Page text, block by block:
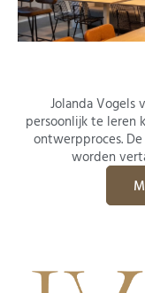
Jolanda Vogels
persoonlijk te leren
ontwerpproces.
worden